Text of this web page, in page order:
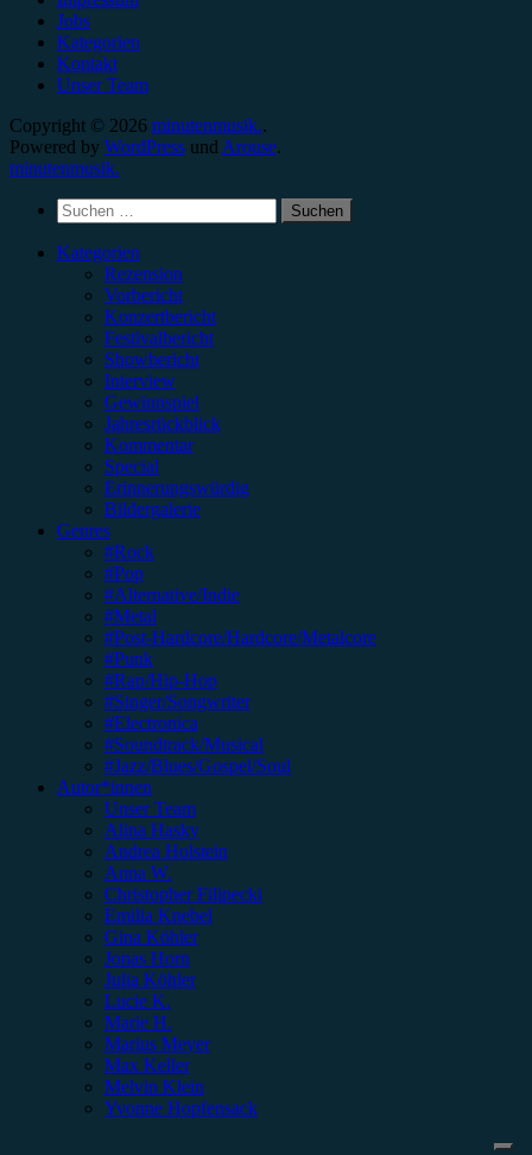
Jobs
Kategorien
Kontakt
Unser Team
Copyright © 2026 minutenmusik..
Powered by WordPress und Arouse.
minutenmusik.
Suchen
nach:
Kategorien
Rezension
Vorbericht
Konzertbericht
Festivalbericht
Showbericht
Interview
Gewinnspiel
Jahresrückblick
Kommentar
Special
Erinnerungswürdig
Bildergalerie
Genres
#Rock
#Pop
#Alternative/Indie
#Metal
#Post-Hardcore/Hardcore/Metalcore
#Punk
#Rap/Hip-Hop
#Singer/Songwriter
#Electronica
#Soundtrack/Musical
#Jazz/Blues/Gospel/Soul
Autor*innen
Unser Team
Alina Hasky
Andrea Holstein
Anna W.
Christopher Filipecki
Emilia Knebel
Gina Köhler
Jonas Horn
Julia Köhler
Lucie K.
Marie H.
Marius Meyer
Max Keller
Melvin Klein
Yvonne Hopfensack